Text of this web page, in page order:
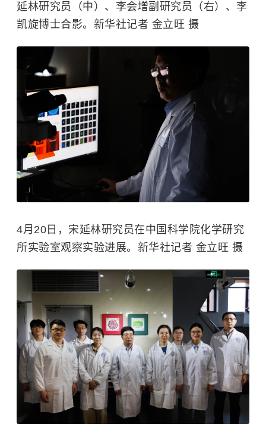
延林研究员（中）、李会增副研究员（右）、李
凯旋博士合影。新华社记者 金立旺 摄
4月20日，宋延林研究员在中国科学院化学研究
所实验室观察实验进展。新华社记者 金立旺 摄